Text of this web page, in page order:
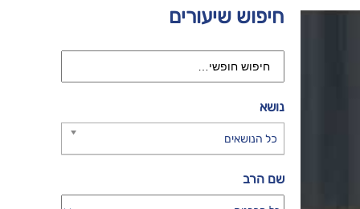
חיפוש שיעורים
נושא
כל הנושאים
שם הרב